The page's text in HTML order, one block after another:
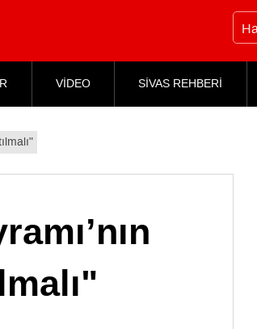
VİDEO SİVAS REHBERİ